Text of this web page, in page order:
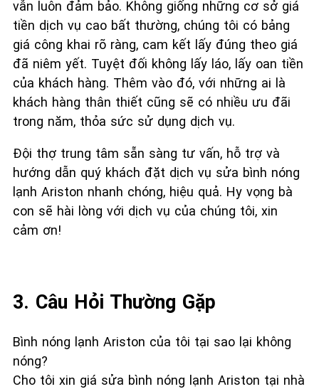
vẫn luôn đảm bảo. Không giống những cơ sở giá
tiền dịch vụ cao bất thường, chúng tôi có bảng
giá công khai rõ ràng, cam kết lấy đúng theo giá
đã niêm yết. Tuyệt đối không lấy láo, lấy oan tiền
của khách hàng. Thêm vào đó, với những ai là
khách hàng thân thiết cũng sẽ có nhiều ưu đãi
trong năm, thỏa sức sử dụng dịch vụ.
Đội thợ trung tâm sẵn sàng tư vấn, hỗ trợ và
hướng dẫn quý khách đặt dịch vụ sửa bình nóng
lạnh Ariston nhanh chóng, hiệu quả. Hy vọng bà
con sẽ hài lòng với dịch vụ của chúng tôi, xin
cảm ơn!
3. Câu Hỏi Thường Gặp
Bình nóng lạnh Ariston của tôi tại sao lại không
nóng?
Cho tôi xin giá sửa bình nóng lạnh Ariston tại nhà